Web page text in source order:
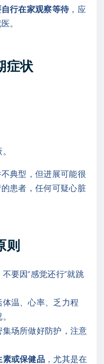
行在家观察等待，应
。
症状
典型，但进展可能很
患者，任何可疑心脏
则
不要因“感觉还行”就跳
体温、心率、乏力程
集场所做好防护，注意
素或保健品 ，尤其是在